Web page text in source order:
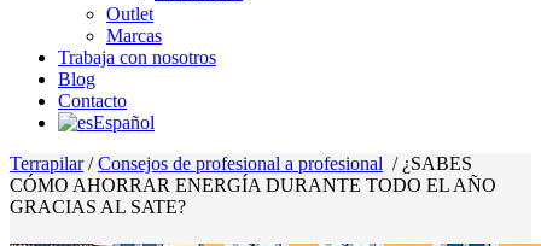
Outlet
Marcas
Trabaja con nosotros
Blog
Contacto
Español
Terrapilar/Consejos de profesional a profesional / ¿SABES
CÓMO AHORRAR ENERGÍA DURANTE TODO EL AÑO
GRACIAS AL SATE?